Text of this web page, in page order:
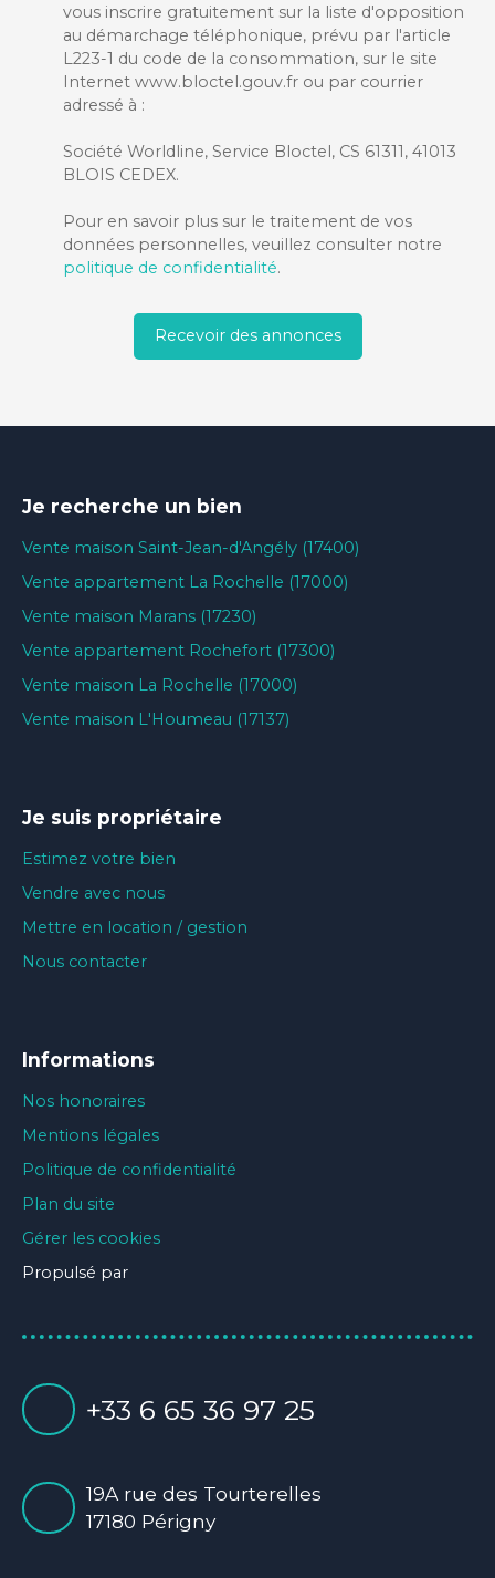
vous inscrire gratuitement sur la liste d'opposition
au démarchage téléphonique, prévu par l'article
L223-1 du code de la consommation, sur le site
Internet www.bloctel.gouv.fr ou par courrier
adressé à :
Société Worldline, Service Bloctel, CS 61311, 41013
BLOIS CEDEX.
Pour en savoir plus sur le traitement de vos
données personnelles, veuillez consulter notre
politique de confidentialité.
Recevoir des annonces
Je recherche un bien
Vente maison Saint-Jean-d'Angély (17400)
Vente appartement La Rochelle (17000)
Vente maison Marans (17230)
Vente appartement Rochefort (17300)
Vente maison La Rochelle (17000)
Vente maison L'Houmeau (17137)
Je suis propriétaire
Estimez votre bien
Vendre avec nous
Mettre en location / gestion
Nous contacter
Informations
Nos honoraires
Mentions légales
Politique de confidentialité
Plan du site
Gérer les cookies
Propulsé par
+33 6 65 36 97 25
19A rue des Tourterelles
17180 Périgny